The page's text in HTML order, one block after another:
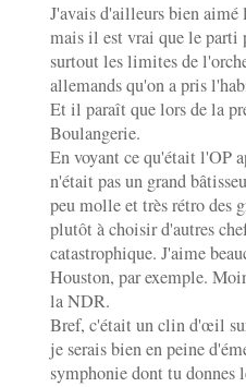
J'avais d'ailleurs bien
mais il est vrai que le parti
surtout les limites de
allemands qu'on a pris
Et il paraît que lors de la
Boulangerie.
En voyant ce qu'était l'OP
n'était pas un grand
peu molle et très rétro des
plutôt à choisir d'autres
catastrophique. J'aime
Houston, par exemple.
la NDR.
Bref, c'était un clin d'œil
je serais bien en peine
symphonie dont tu donnes